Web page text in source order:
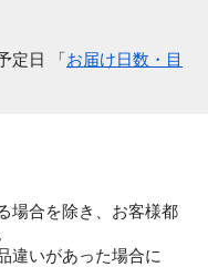
定日 「 お届け日数・目
場合を除き、お客様都
違いがあった場合に